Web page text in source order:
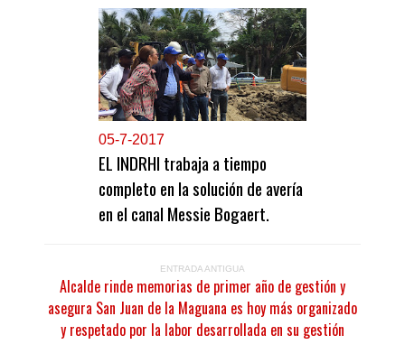
05-7-2017
EL INDRHI trabaja a tiempo
completo en la solución de avería
en el canal Messie Bogaert.
ENTRADA ANTIGUA
Alcalde rinde memorias de primer año de gestión y
asegura San Juan de la Maguana es hoy más organizado
y respetado por la labor desarrollada en su gestión